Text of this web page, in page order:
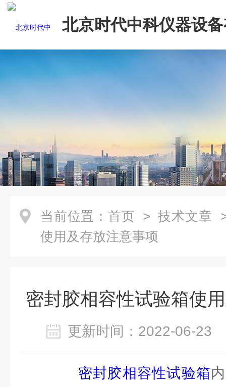
北京时代中科仪器设
司
当前位置： 首页 > 技术文章
使用及存放注意事项
密封胶相容性试验箱使
更新时间：2022-06-
密封胶相容性试验箱